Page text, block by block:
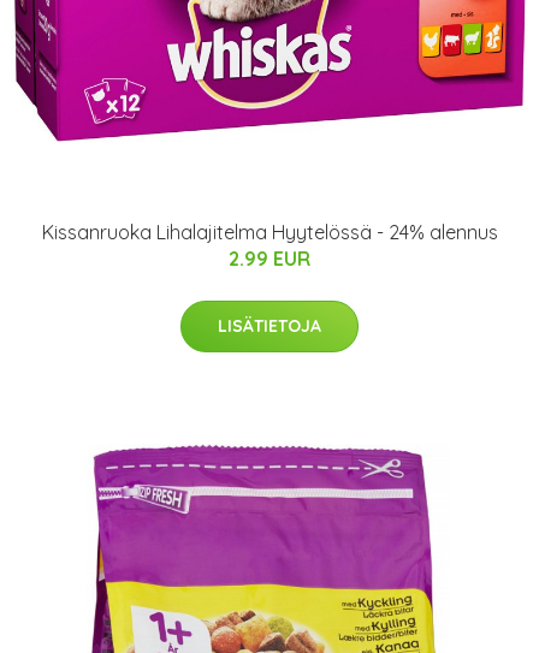
Kissanruoka Lihalajitelma Hyytelössä - 24% alennus
2.99 EUR
LISÄTIETOJA